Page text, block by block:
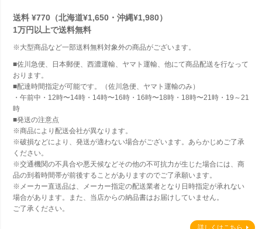
送料 ¥770（北海道¥1,650・沖縄¥1,980）
1万円以上で送料無料
※大型商品など一部送料無料対象外の商品がございます。
■佐川急便、日本郵便、西濃運輸、ヤマト運輸、他にて商品配送を行なって
おります。
■配達時間指定が可能です。（佐川急便、ヤマト運輸のみ）
・午前中・12時〜14時・14時〜16時・16時〜18時・18時〜21時・19～21
時
■発送の注意点
※商品により配送会社が異なります。
※破損などにより、発送が適わない場合がございます。あらかじめご了承
ください。
※交通機関の不具合や悪天候などその他の不可抗力が生じた場合には、商
品の到着時間帯が前後することがありますのでご了承願います。
※メーカー直送品は、メーカー指定の配送業者となり日時指定が承れない
場合があります。また、当店からの納品書はお届けしていません。
ご了承ください。
詳しくはこちら